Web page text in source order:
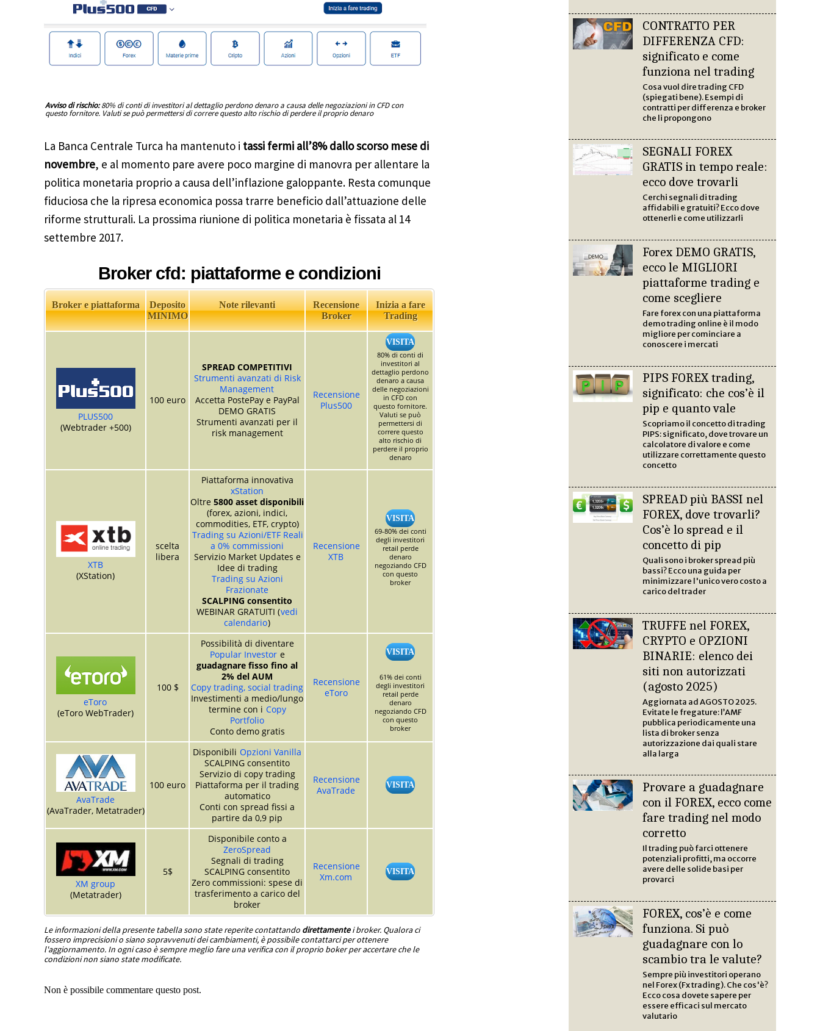
Avviso di rischio:80% di conti di investitori al dettaglio perdono denaro a causa delle negoziazioni in CFD con
questo fornitore. Valuti se può permettersi di correre questo alto rischio di perdere il proprio denaro
La Banca Centrale Turca ha mantenuto i tassi fermi all’8% dallo scorso mese di
novembre, e al momento pare avere poco margine di manovra per allentare la
politica monetaria proprio a causa dell’inflazione galoppante. Resta comunque
fiduciosa che la ripresa economica possa trarre beneficio dall’attuazione delle
riforme strutturali. La prossima riunione di politica monetaria è fissata al 14
settembre 2017.
Broker cfd: piattaforme e condizioni
Broker e piattaforma
Deposito
MINIMO
Note rilevanti
Recensione
Broker
Inizia a fare
Trading
PLUS500
(Webtrader +500)
100 euro
SPREAD COMPETITIVI
Strumenti avanzati di Risk
Management
Accetta PostePay e PayPal
DEMO GRATIS
Strumenti avanzati per il
risk management
Recensione
Plus500
VISITA
80% di conti di
investitori al
dettaglio perdono
denaro a causa
delle negoziazioni
in CFD con
questo fornitore.
Valuti se può
permettersi di
correre questo
alto rischio di
perdere il proprio
denaro
XTB
(XStation)
scelta
libera
Piattaforma innovativa
xStation
Oltre 5800 asset disponibili
(forex, azioni, indici,
commodities, ETF, crypto)
Trading su Azioni/ETF Reali
a 0% commissioni
Servizio Market Updates e
Idee di trading
Trading su Azioni
Frazionate
SCALPING consentito
WEBINAR GRATUITI (vedi
calendario)
Recensione
XTB
VISITA
69-80% dei conti
degli investitori
retail perde
denaro
negoziando CFD
con questo
broker
eToro
(eToro WebTrader)
100 $
Possibilità di diventare
Popular Investor e
guadagnare fisso fino al
2% del AUM
Copy trading, social trading
Investimenti a medio/lungo
termine con i Copy
Portfolio
Conto demo gratis
Recensione
eToro
VISITA
61% dei conti
degli investitori
retail perde
denaro
negoziando CFD
con questo
broker
AvaTrade
(AvaTrader, Metatrader)
100 euro
Disponibili Opzioni Vanilla
SCALPING consentito
Servizio di copy trading
Piattaforma per il trading
automatico
Conti con spread fissi a
partire da 0,9 pip
Recensione
AvaTrade
VISITA
XM group
(Metatrader)
5$
Disponibile conto a
ZeroSpread
Segnali di trading
SCALPING consentito
Zero commissioni: spese di
trasferimento a carico del
broker
Recensione
Xm.com
VISITA
Le informazioni della presente tabella sono state reperite contattando direttamentei broker. Qualora ci
fossero imprecisioni o siano sopravvenuti dei cambiamenti, è possibile contattarci per ottenere
l'aggiornamento. In ogni caso è sempre meglio fare una verifica con il proprio boker per accertare che le
condizioni non siano state modificate.
Non è possibile commentare questo post.
CONTRATTO PER
DIFFERENZA CFD:
significato e come
funziona nel trading
Cosa vuol dire trading CFD
(spiegati bene). Esempi di
contratti per differenza e broker
che li propongono
SEGNALI FOREX
GRATIS in tempo reale:
ecco dove trovarli
Cerchi segnali di trading
affidabili e gratuiti? Ecco dove
ottenerli e come utilizzarli
Forex DEMO GRATIS,
ecco le MIGLIORI
piattaforme trading e
come scegliere
Fare forex con una piattaforma
demo trading online è il modo
migliore per cominciare a
conoscere i mercati
PIPS FOREX trading,
significato: che cos’è il
pip e quanto vale
Scopriamo il concetto di trading
PIPS: significato, dove trovare un
calcolatore di valore e come
utilizzare correttamente questo
concetto
SPREAD più BASSI nel
FOREX, dove trovarli?
Cos’è lo spread e il
concetto di pip
Quali sono i broker spread più
bassi? Ecco una guida per
minimizzare l'unico vero costo a
carico del trader
TRUFFE nel FOREX,
CRYPTO e OPZIONI
BINARIE: elenco dei
siti non autorizzati
(agosto 2025)
Aggiornata ad AGOSTO 2025.
Evitate le fregature: l’AMF
pubblica periodicamente una
lista di broker senza
autorizzazione dai quali stare
alla larga
Provare a guadagnare
con il FOREX, ecco come
fare trading nel modo
corretto
Il trading può farci ottenere
potenziali profitti, ma occorre
avere delle solide basi per
provarci
FOREX, cos’è e come
funziona. Si può
guadagnare con lo
scambio tra le valute?
Sempre più investitori operano
nel Forex (Fx trading). Che cos'è?
Ecco cosa dovete sapere per
essere efficaci sul mercato
valutario